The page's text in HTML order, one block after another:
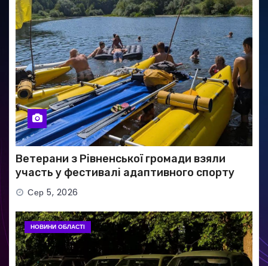
Ветерани з Рівненської громади взяли
участь у фестивалі адаптивного спорту
Сер 5, 2026
НОВИНИ ОБЛАСТІ